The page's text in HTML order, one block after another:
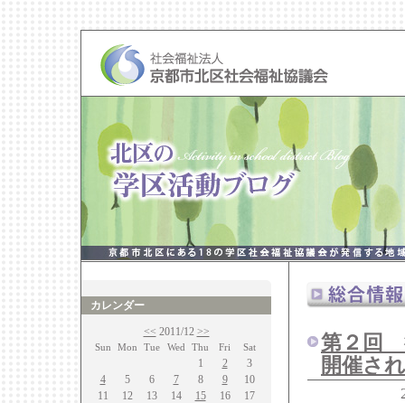
カレンダー
<< 2011/12 >>
Sun Mon Tue Wed Thu Fri Sat
1 2
3
4
5 6 7 8 9
10
11
12 13 14 15 16
17
第２回
開催さ